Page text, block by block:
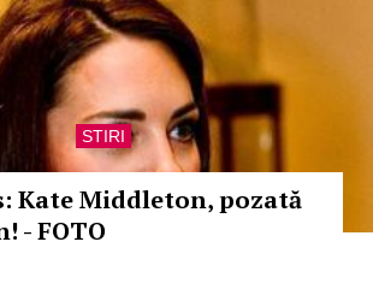
STIRI
Kate Middleton, pozată
- FOTO